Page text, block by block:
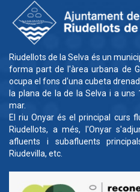
Riudellots de la Selva és un
forma part de l'àrea urbana de
ocupa el fons d'una cubeta
la plana de la de la Selva i a
mar.
El riu Onyar és el principal curs
Riudellots, a més, l'Onyar
afluents i subafluents
Riudevilla, etc.